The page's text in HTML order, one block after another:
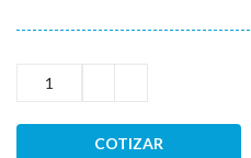
COTIZAR